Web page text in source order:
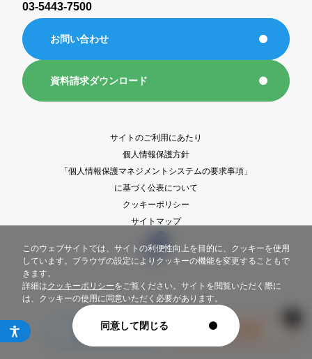
新聞折込広告料金表・部数集計表
新聞折込広告FAQ
新聞折込広告基準
新聞販売店ポスティング
フリーペーパー折込
セールスプロモーション
販促カレンダー 出店計画情報
このウェブサイトでは、サイトの利便性向上を目的に、クッキーを使用
しています。ブラウザの設定によりクッキーの機能を変更することもで
きます。
詳細はクッキーポリシーをご覧ください。サイトを閲覧いただく際に
は、クッキーの使用に同意いただく必要があります。
同意して閉じる
03-5443-7500
お問い合わせ
資料請求ダウンロード
サイトのご利用にあたり
個人情報保護方針
「個人情報保護マネジメントシステムの要求事項」
に基づく公表について
クッキーポリシー
サイトマップ
Copyright © Sankei-eye Inc. All Rights Reserved.